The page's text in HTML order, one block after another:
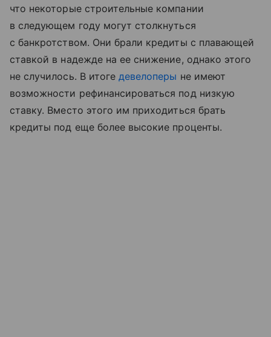
что некоторые строительные компании
в следующем году могут столкнуться
с банкротством. Они брали кредиты с плавающей
ставкой в надежде на ее снижение, однако этого
не случилось. В итогедевелоперы не имеют
возможности рефинансироваться под низкую
ставку. Вместо этого им приходиться брать
кредиты под еще более высокие проценты.